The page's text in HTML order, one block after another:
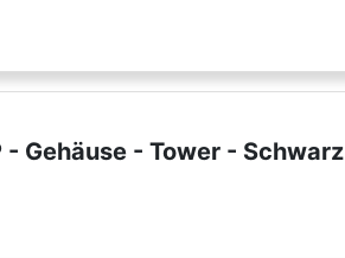
Gehäuse - Tower - Schwarz